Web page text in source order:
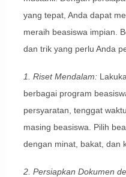
yang tepat, Anda dapat
meraih beasiswa impian.
dan trik yang perlu Anda
1. Riset Mendalam:
berbagai program
persyaratan, tenggat
masing beasiswa. Pilih
dengan minat, bakat, dan
2. Persiapkan Dokumen